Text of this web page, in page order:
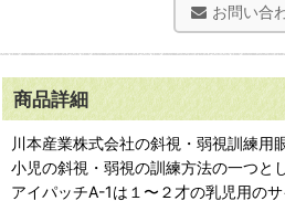
お問い合
商品詳細
川本産業株式会社の斜視・弱視訓練用
小児の斜視・弱視の訓練方法の一つと
アイパッチA-1は１〜２才の乳児用のサ